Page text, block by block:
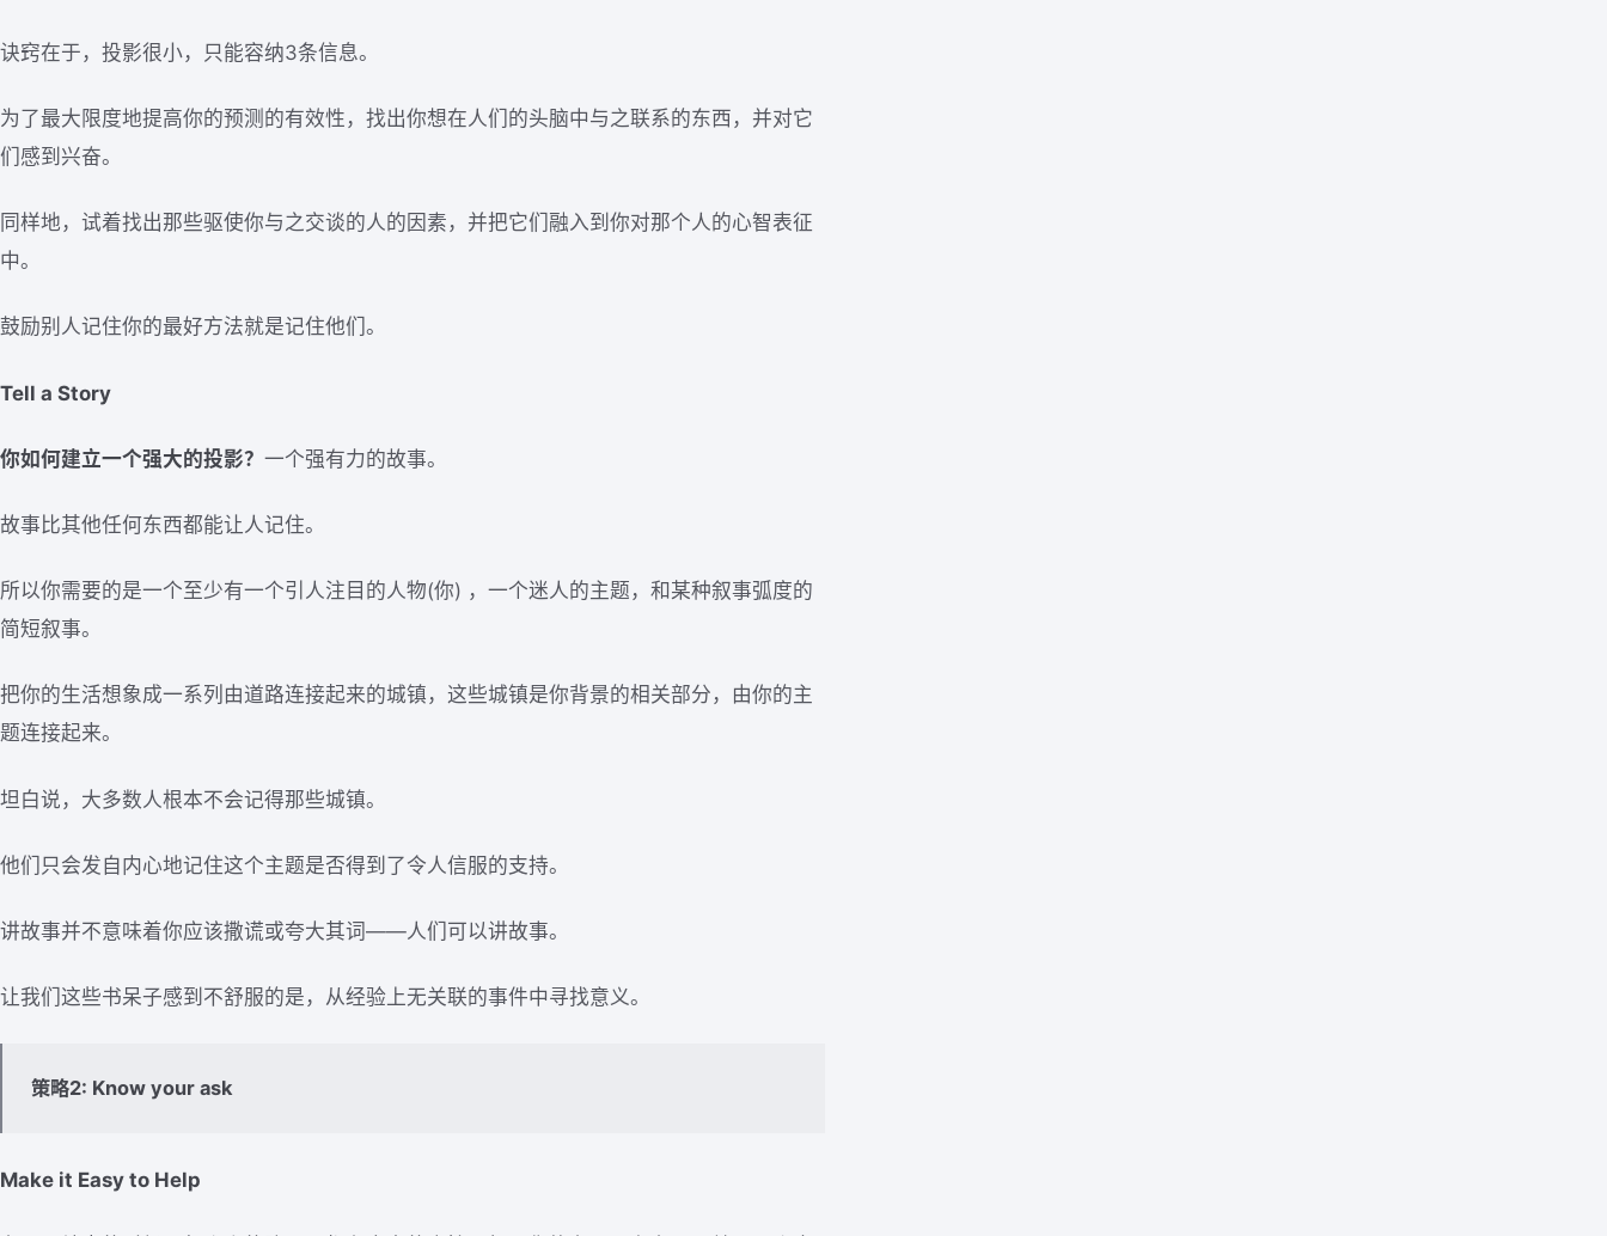
诀窍在于，投影很小，只能容纳3条信息。
为了最大限度地提高你的预测的有效性，找出你想在人们的头脑中与之联系的东西，并对它
们感到兴奋。
同样地，试着找出那些驱使你与之交谈的人的因素，并把它们融入到你对那个人的心智表征
中。
鼓励别人记住你的最好方法就是记住他们。
Tell a Story
你如何建立一个强大的投影？ 一个强有力的故事。
故事比其他任何东西都能让人记住。
所以你需要的是一个至少有一个引人注目的人物(你) ，一个迷人的主题，和某种叙事弧度的
简短叙事。
把你的生活想象成一系列由道路连接起来的城镇，这些城镇是你背景的相关部分，由你的主
题连接起来。
坦白说，大多数人根本不会记得那些城镇。
他们只会发自内心地记住这个主题是否得到了令人信服的支持。
讲故事并不意味着你应该撒谎或夸大其词——人们可以讲故事。
让我们这些书呆子感到不舒服的是，从经验上无关联的事件中寻找意义。
策略2: Know your ask
Make it Easy to Help